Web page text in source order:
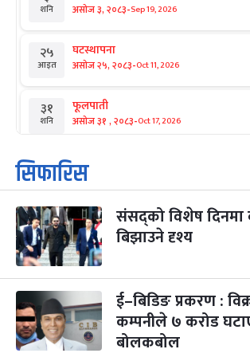
शनि असोज ३, २०८३-Sep 19, 2026
२५
आइत
घटस्थापना
असोज २५, २०८३-Oct 11, 2026
३१
शनि
फूलपाती
असोज ३१ , २०८३-Oct 17, 2026
१
आइत
कार्तिक सङ्क्रान्ति
कार्तिक १, २०८३
३
मंगल
महानवमी
कार्तिक ३, २०८३-Oct 20, 2026
४
बुध कार्तिक ४, २०८३ -Oct 21, 2026
५
बिहि
पापा‌ङ्कुशा एकादशी व्रत
कार्तिक ५, २०८३-Oct 22, 2026
सिफारिस
संसद्को विशेष
बिझाउने दृश्य
ई–बिडिङ प्रकरण :
कम्पनीले ७ करोड
बोलकबोल